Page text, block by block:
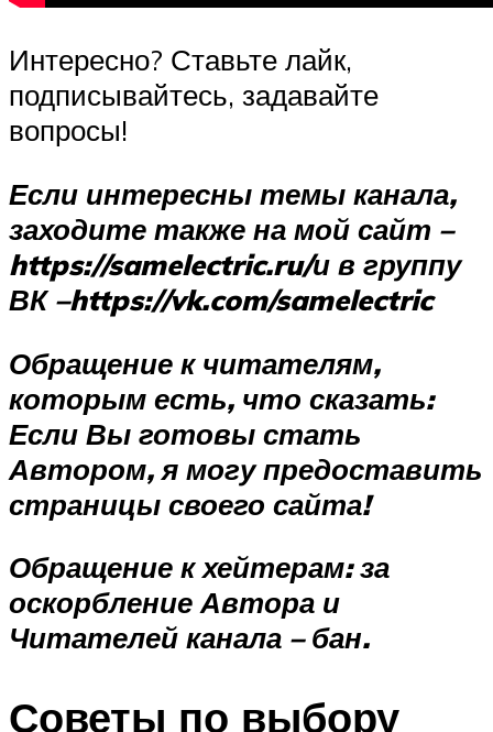
Интересно? Ставьте лайк,
подписывайтесь, задавайте
вопросы!
Если интересны темы канала,
заходите также на мой сайт –
https://samelectric.ru/и в группу
ВК –https://vk.com/samelectric
Обращение к читателям,
которым есть, что сказать:
Если Вы готовы стать
Автором, я могу предоставить
страницы своего сайта!
Обращение к хейтерам:за
оскорбление Автора и
Читателей канала – бан.
Советы по выбору